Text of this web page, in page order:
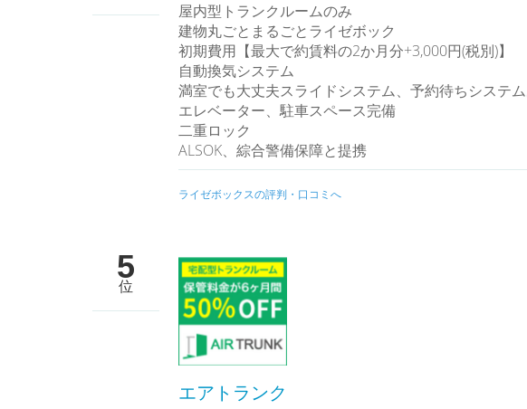
屋内型トランクルームのみ
建物丸ごとまるごとライゼボック
初期費用【最大で約賃料の2か月分+3,000円(税別)】
自動換気システム
満室でも大丈夫スライドシステム、予約待ちシステム
エレベーター、駐車スペース完備
二重ロック
ALSOK、綜合警備保障と提携
ライゼボックスの評判・口コミへ
5
位
エアトランク